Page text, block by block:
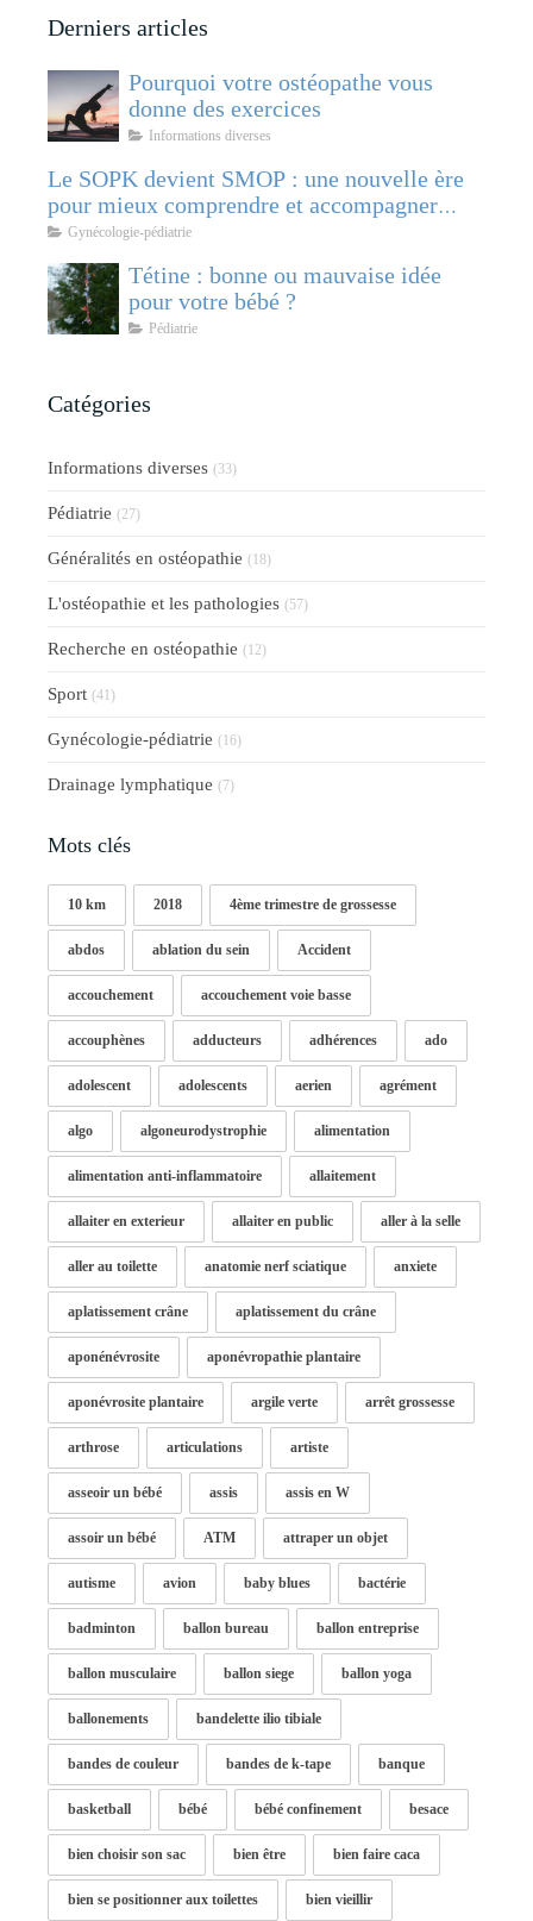
Derniers articles
Pourquoi votre ostéopathe vous
donne des exercices
Informations diverses
Le SOPK devient SMOP : une nouvelle ère
pour mieux comprendre et accompagner
cette pathologie féminine
Gynécologie-pédiatrie
Tétine : bonne ou mauvaise idée
pour votre bébé ?
Pédiatrie
Catégories
Informations diverses (33)
Pédiatrie (27)
Généralités en ostéopathie (18)
L'ostéopathie et les pathologies (57)
Recherche en ostéopathie (12)
Sport (41)
Gynécologie-pédiatrie (16)
Drainage lymphatique (7)
Mots clés
10 km 2018 4ème trimestre de grossesse
abdos ablation du sein Accident
accouchement accouchement voie basse
accouphènes adducteurs adhérences ado
adolescent adolescents aerien agrément
algo algoneurodystrophie alimentation
alimentation anti-inflammatoire allaitement
allaiter en exterieur allaiter en public aller à la selle
aller au toilette anatomie nerf sciatique anxiete
aplatissement crâne aplatissement du crâne
aponénévrosite aponévropathie plantaire
aponévrosite plantaire argile verte arrêt grossesse
arthrose articulations artiste
asseoir un bébé assis assis en W
assoir un bébé ATM attraper un objet
autisme avion baby blues bactérie
badminton ballon bureau ballon entreprise
ballon musculaire ballon siege ballon yoga
ballonements bandelette ilio tibiale
bandes de couleur bandes de k-tape banque
basketball bébé bébé confinement besace
bien choisir son sac bien être bien faire caca
bien se positionner aux toilettes bien vieillir